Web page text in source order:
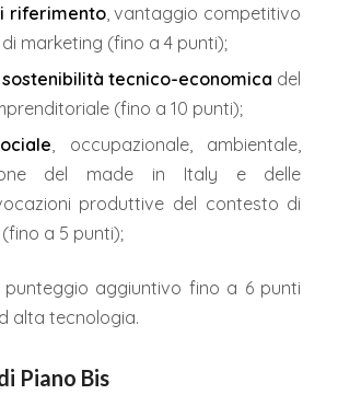
riferimento, vantaggio competitivo
marketing (fino a 4 punti);
sostenibilità tecnico-economica del
(fino a 10 punti);
, occupazionale, ambientale,
del made in Italy e delle
produttive del contesto di
a 5 punti);
punteggio aggiuntivo fino a 6 punti
alta tecnologia.
Piano Bis